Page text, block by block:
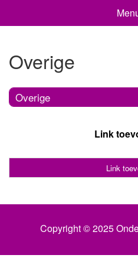
Overige
Overige
Link
Link
Copyright © 2025